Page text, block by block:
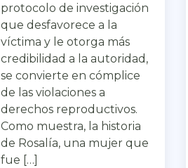
protocolo de investigación
que desfavorece a la
víctima y le otorga más
credibilidad a la autoridad,
se convierte en cómplice
de las violaciones a
derechos reproductivos.
Como muestra, la historia
de Rosalía, una mujer que
fue […]